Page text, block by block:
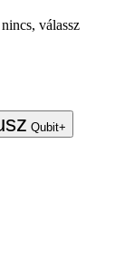
válassz
Qubit+